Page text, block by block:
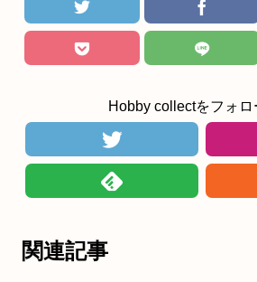
Hobby collectをフォロ
関連記事